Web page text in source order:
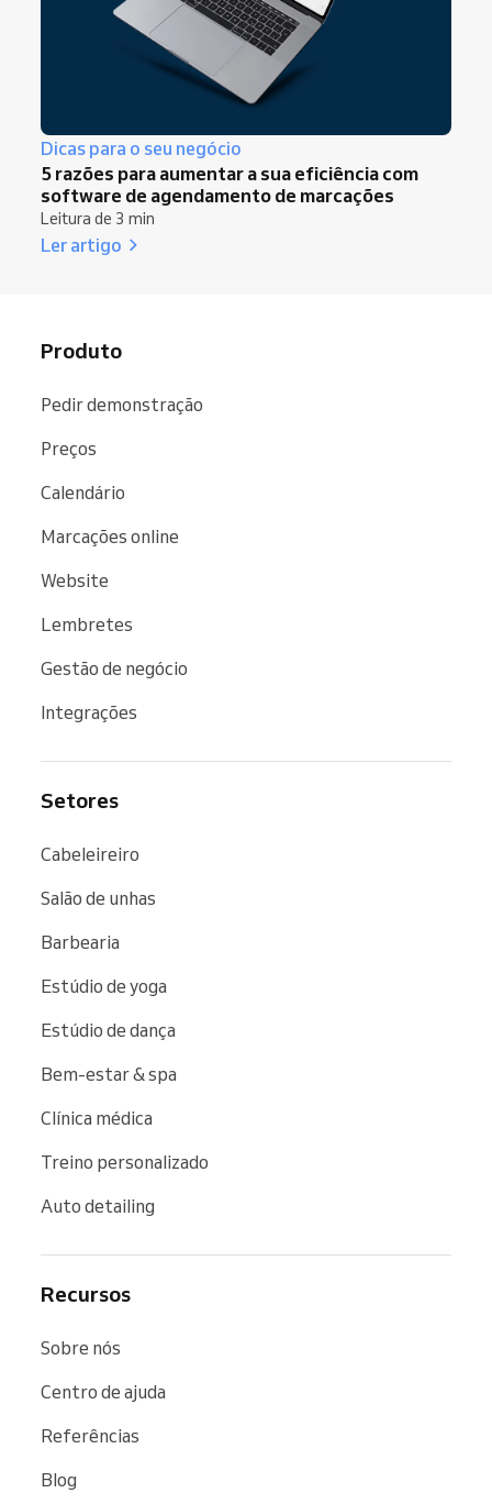
Dicas para o seu negócio
5 razões para aumentar a sua eficiência com
software de agendamento de marcações
Leitura de 3 min
Ler artigo
Produto
Pedir demonstração
Preços
Calendário
Marcações online
Website
Lembretes
Gestão de negócio
Integrações
Setores
Cabeleireiro
Salão de unhas
Barbearia
Estúdio de yoga
Estúdio de dança
Bem-estar & spa
Clínica médica
Treino personalizado
Auto detailing
Recursos
Sobre nós
Centro de ajuda
Referências
Blog